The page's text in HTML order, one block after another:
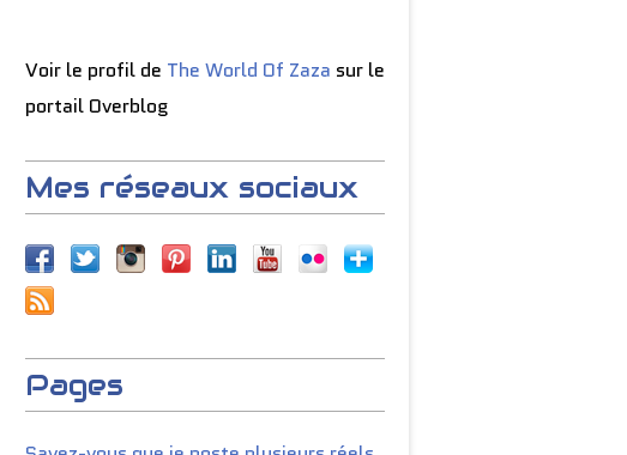
Voir le profil de The World Of Zaza sur le
portail Overblog
Mes réseaux sociaux
Pages